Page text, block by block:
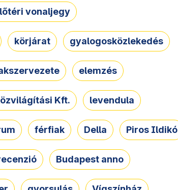
vonaljegy
körjárat gyalogosközlekedés
elemzés
Kft. levendula
férfiak Della Piros Ildikó
Budapest anno